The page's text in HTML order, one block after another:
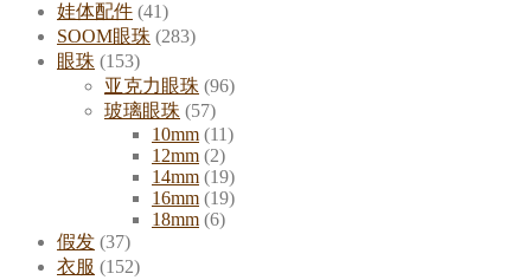
娃体配件 (41)
SOOM眼珠 (283)
眼珠 (153)
亚克力眼珠 (96)
玻璃眼珠 (57)
10mm (11)
12mm (2)
14mm (19)
16mm (19)
18mm (6)
假发 (37)
衣服 (152)